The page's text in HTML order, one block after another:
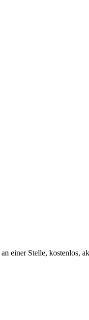
einer Stelle, kostenlos,